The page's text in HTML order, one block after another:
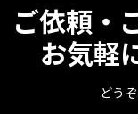
ご依頼・
お気軽
どう